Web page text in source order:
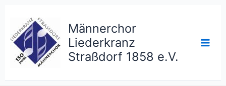
springen
Männerchor
Liederkranz
Straßdorf 1858 e.V.